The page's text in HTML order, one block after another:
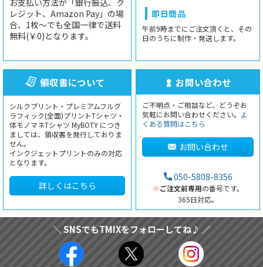
レジット、Amazon Pay」の場
合、1枚〜でも全国一律で送料
無料(￥0)となります。
即日商品
午前9時までにご注文頂くと、その
日のうちに制作・発送します。
領収書について
シルクプリント・プレミアムフルグ
ラフィック(全面)プリントTシャツ・
体モノマネTシャツ MyBOTY につき
ましては、領収書を発行しておりま
せん。
インクジェットプリントのみの対応
となります。
詳しくはこちら
お問い合わせ
ご不明点・ご相談など、どうぞお
気軽にお問い合わせください。 よ
くある質問はこちら
お問い合わせ
050-5808-8356
※ご注文前専用の番号です。
365日対応。
＼ SNSでもTMIXをフォローしてね♪ ／